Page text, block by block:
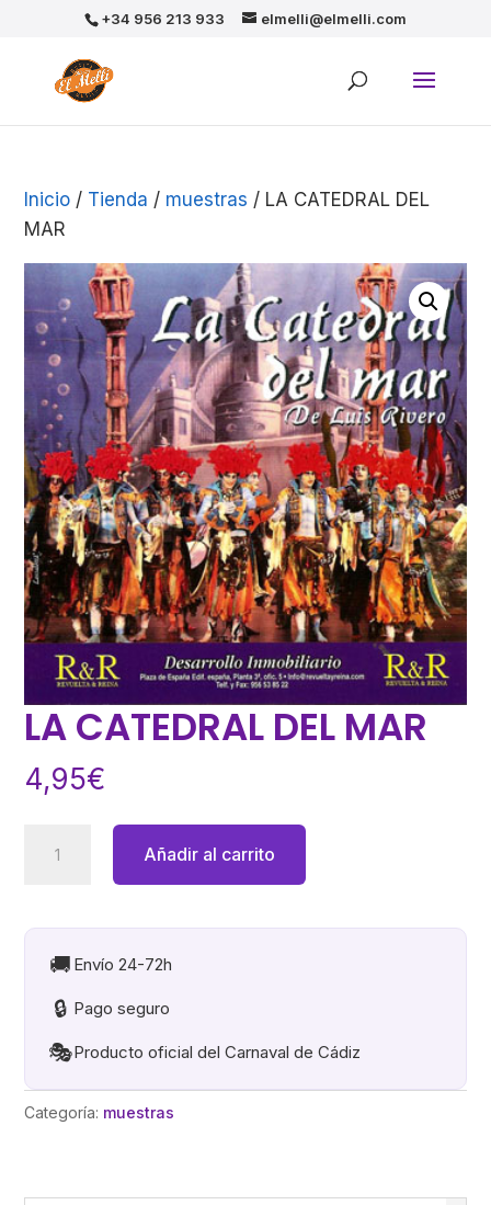
+34 956 213 933 elmelli@elmelli.com
Inicio / Tienda / muestras / LA CATEDRAL DEL
MAR
LA CATEDRAL DEL MAR
4,95€
CATEDRAL
MAR
cantidad
Añadir al carrito
🚚 Envío 24-72h
🔒 Pago seguro
🎭Producto oficial del Carnaval de Cádiz
Categoría: muestras